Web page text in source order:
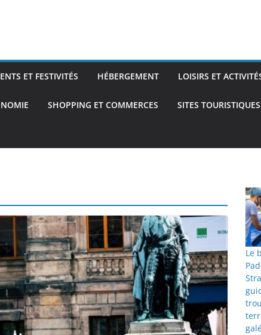
ET FESTIVITÉS HÉBERGEMENT LOISIRS ET
SHOPPING ET COMMERCES SITES
Le